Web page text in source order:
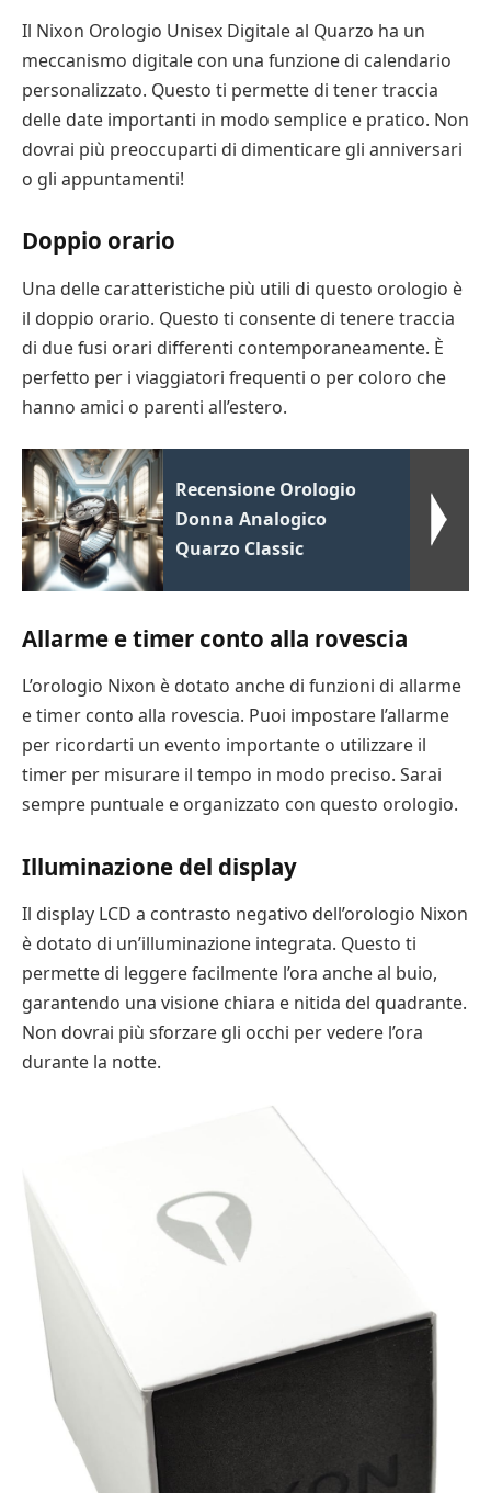
Il Nixon Orologio Unisex Digitale al Quarzo ha un
meccanismo digitale con una funzione di calendario
personalizzato. Questo ti permette di tener traccia
delle date importanti in modo semplice e pratico. Non
dovrai più preoccuparti di dimenticare gli anniversari
o gli appuntamenti!
Doppio orario
Una delle caratteristiche più utili di questo orologio è
il doppio orario. Questo ti consente di tenere traccia
di due fusi orari differenti contemporaneamente. È
perfetto per i viaggiatori frequenti o per coloro che
hanno amici o parenti all’estero.
Recensione Orologio
Donna Analogico
Quarzo Classic
Allarme e timer conto alla rovescia
L’orologio Nixon è dotato anche di funzioni di allarme
e timer conto alla rovescia. Puoi impostare l’allarme
per ricordarti un evento importante o utilizzare il
timer per misurare il tempo in modo preciso. Sarai
sempre puntuale e organizzato con questo orologio.
Illuminazione del display
Il display LCD a contrasto negativo dell’orologio Nixon
è dotato di un’illuminazione integrata. Questo ti
permette di leggere facilmente l’ora anche al buio,
garantendo una visione chiara e nitida del quadrante.
Non dovrai più sforzare gli occhi per vedere l’ora
durante la notte.